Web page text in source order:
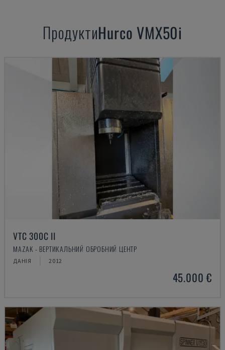
ПродуктиHurco VMX50i
VTC 300C II
MAZAK - ВЕРТИКАЛЬНИЙ ОБРОБНИЙ ЦЕНТР
ДАНІЯ 2012
45.000 €